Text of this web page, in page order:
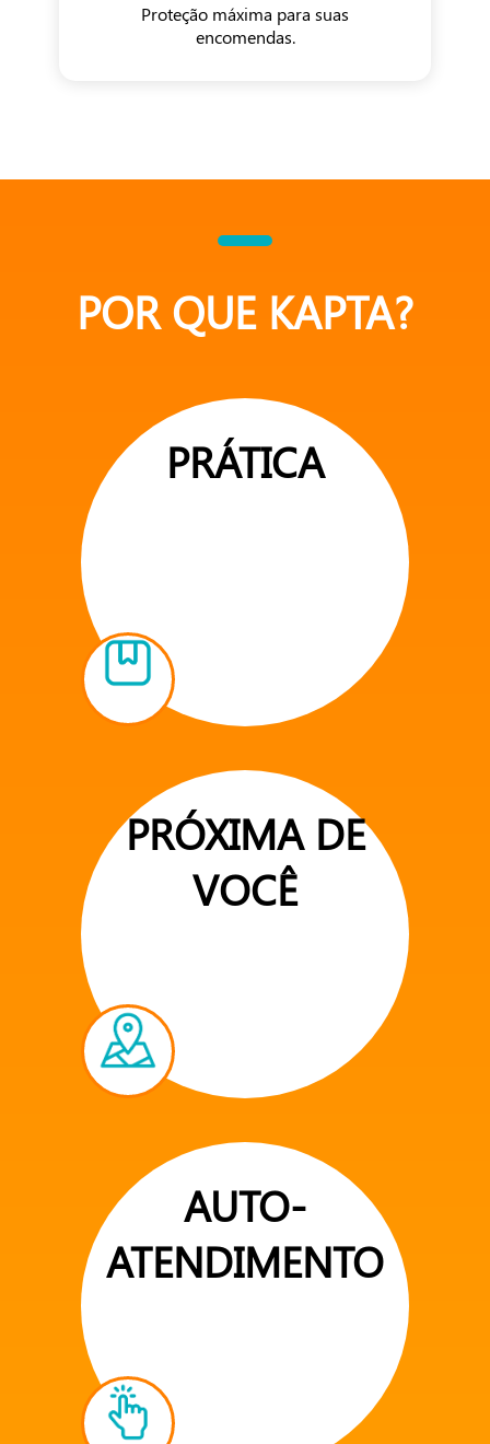
Proteção máxima para suas
encomendas.
POR QUE KAPTA?
PRÁTICA
PRÓXIMA DE
VOCÊ
AUTO-
ATENDIMENTO